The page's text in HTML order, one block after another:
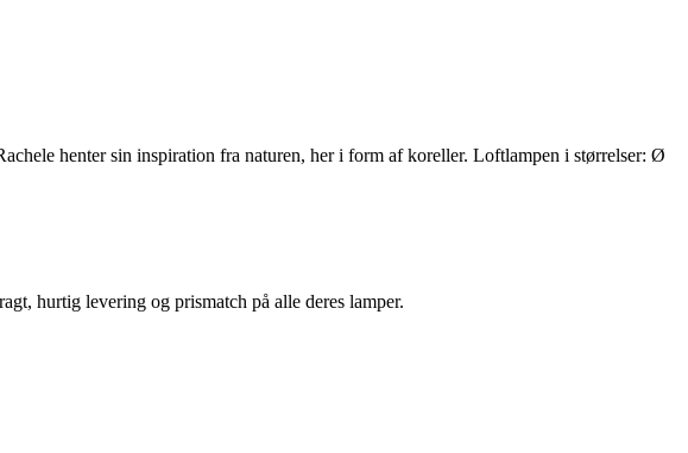
henter sin inspiration fra naturen, her i form af koreller. Loftlampen i størrelser: Ø
hurtig levering og prismatch på alle deres lamper.